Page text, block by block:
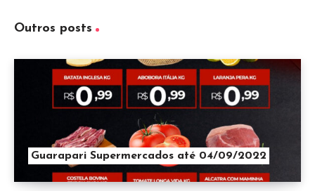
Outros posts
Guarapari Supermercados até 04/09/2022